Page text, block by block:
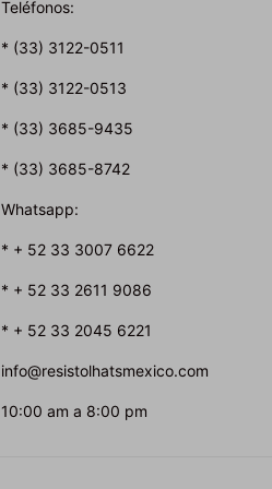
Teléfonos:
* (33) 3122-0511
* (33) 3122-0513
* (33) 3685-9435
* (33) 3685-8742
Whatsapp:
* + 52 33 3007 6622
* + 52 33 2611 9086
* + 52 33 2045 6221
info@resistolhatsmexico.com
10:00 am a 8:00 pm